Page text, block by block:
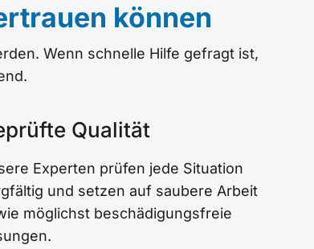
können
Wenn schnelle Hilfe gefragt ist,
Qualität
Experten prüfen jede Situation
und setzen auf saubere Arbeit
möglichst beschädigungsfreie